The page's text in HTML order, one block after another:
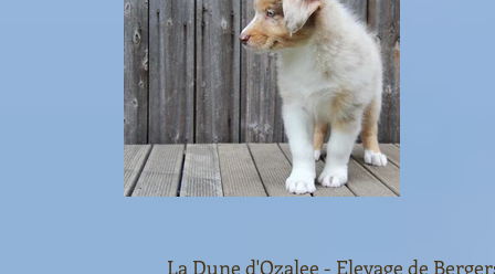
La Dune d'Ozalee - Elevage de